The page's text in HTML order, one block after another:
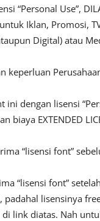
“Personal Use”,
Iklan, Promosi,
Digital) atau
keperluan
ini dengan lisensi
biaya EXTENDED
“lisensi font”
“lisensi font”
padahal lisensinya
link diatas. Nah